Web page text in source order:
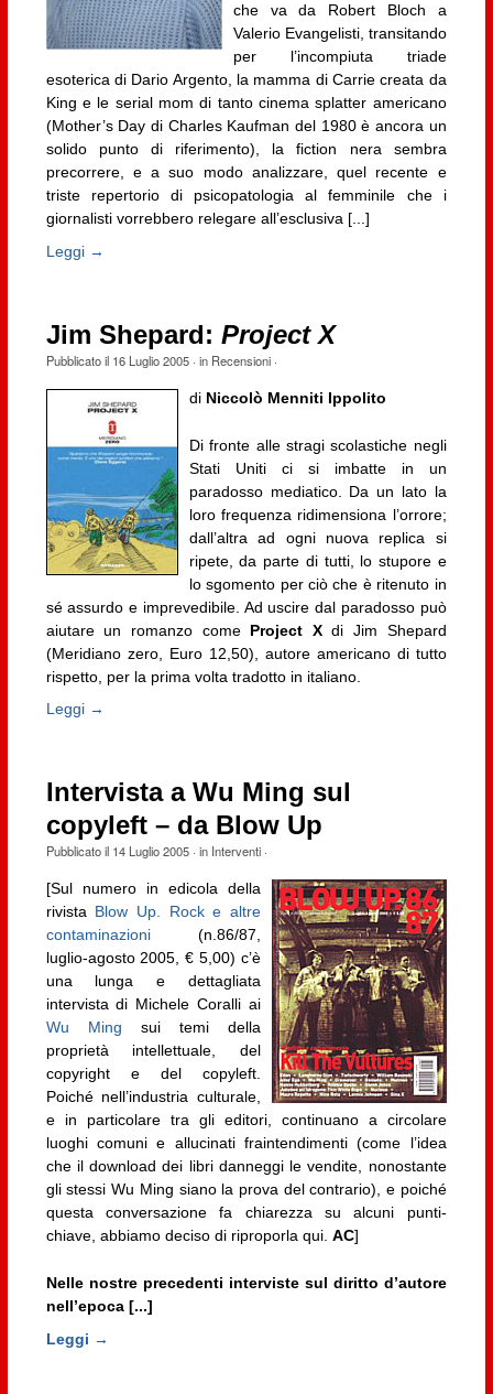
che va da Robert Bloch a
Valerio Evangelisti, transitando
per l’incompiuta triade
esoterica di Dario Argento, la mamma di Carrie creata da
King e le serial mom di tanto cinema splatter americano
(Mother’s Day di Charles Kaufman del 1980 è ancora un
solido punto di riferimento), la fiction nera sembra
precorrere, e a suo modo analizzare, quel recente e
triste repertorio di psicopatologia al femminile che i
giornalisti vorrebbero relegare all’esclusiva [...]
Leggi →
Jim Shepard: Project X
Pubblicato il 16 Luglio 2005· in Recensioni·
di Niccolò Menniti Ippolito
Di fronte alle stragi scolastiche negli
Stati Uniti ci si imbatte in un
paradosso mediatico. Da un lato la
loro frequenza ridimensiona l’orrore;
dall’altra ad ogni nuova replica si
ripete, da parte di tutti, lo stupore e
lo sgomento per ciò che è ritenuto in
sé assurdo e imprevedibile. Ad uscire dal paradosso può
aiutare un romanzo come Project Xdi Jim Shepard
(Meridiano zero, Euro 12,50), autore americano di tutto
rispetto, per la prima volta tradotto in italiano.
Leggi →
Intervista a Wu Ming sul
copyleft – da Blow Up
Pubblicato il 14 Luglio 2005· in Interventi·
[Sul numero in edicola della
rivista Blow Up. Rock e altre
contaminazioni(n.86/87,
luglio-agosto 2005, € 5,00) c’è
una lunga e dettagliata
intervista di Michele Coralli ai
Wu Ming sui temi della
proprietà intellettuale, del
copyright e del copyleft.
Poiché nell’industria culturale,
e in particolare tra gli editori, continuano a circolare
luoghi comuni e allucinati fraintendimenti (come l’idea
che il download dei libri danneggi le vendite, nonostante
gli stessi Wu Ming siano la prova del contrario), e poiché
questa conversazione fa chiarezza su alcuni punti-
chiave, abbiamo deciso di riproporla qui. AC]
Nelle nostre precedenti interviste sul diritto d’autore
nell’epoca [...]
Leggi →